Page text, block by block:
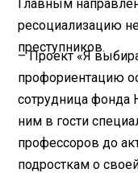
Главным
ресоциализацию
преступников.
– Проект «Я
профориентацию
сотрудница фонда
ним в гости
профессоров до
подросткам о